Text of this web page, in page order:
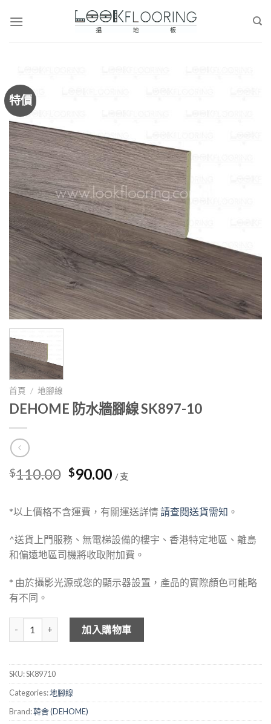
特價
首頁 / 地腳線
DEHOME 防水牆腳線 SK897-10
$110.00 Original
was:
$110.00.
$90.00Current
is:
$90.00.
/ 支
*以上價格不含運費，有關運送詳情請查閱送貨需知 。
^送貨上門服務、無電梯設備的樓宇、香港特定地區、離島
和偏遠地區司機將收取附加費。
* 由於攝影光源或您的顯示器設置，產品的實際顏色可能略
有不同。
DEHOME 防水牆腳線 SK897-10 數量
加入購物車
SKU:SK89710
Categories:地腳線
Brand:韓舍 (DEHOME)